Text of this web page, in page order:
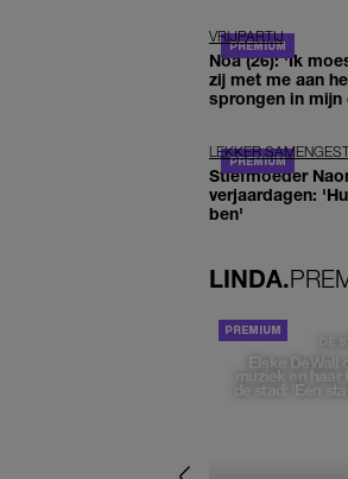
VRIJPARTIJ
Noa (26): 'Ik
zij met me aan
sprongen in mijn
LEKKER
Stiefmoeder
verjaardagen:
ben'
LINDA.
DE
Elske DeWall
muziek en haar
de stad: 'Een